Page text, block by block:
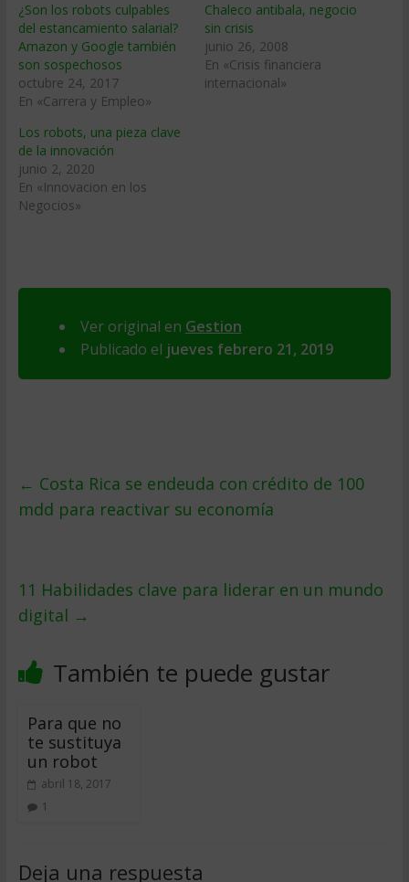
¿Son los robots culpables
del estancamiento salarial?
Amazon y Google también
son sospechosos
octubre 24, 2017
En «Carrera y Empleo»
Chaleco antibala, negocio
sin crisis
junio 26, 2008
En «Crisis financiera
internacional»
Los robots, una pieza clave
de la innovación
junio 2, 2020
En «Innovacion en los
Negocios»
Ver original en Gestion
Publicado el jueves febrero 21, 2019
← Costa Rica se endeuda con crédito de 100
mdd para reactivar su economía
11 Habilidades clave para liderar en un mundo
digital →
También te puede gustar
Para que no
te sustituya
un robot
abril 18, 2017
1
Deja una respuesta